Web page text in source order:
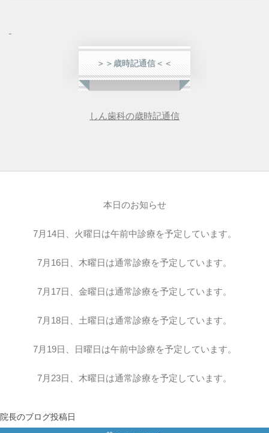
＞＞歳時記通信＜＜
しん歯科の歳時記通信
本日のお知らせ
7月14日、火曜日は午前中診療を予定しています。
7月16日、木曜日は通常診療を予定しています。
7月17日、金曜日は通常診療を予定しています。
7月18日、土曜日は通常診療を予定しています。
7月19日、日曜日は午前中診療を予定しています。
7月23日、木曜日は通常診療を予定しています。
院長のブログ投稿日